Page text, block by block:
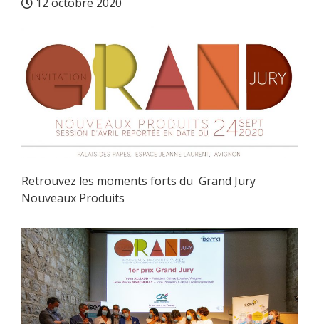
Retrouvez les moments forts du Grand Jury
Nouveaux Produits